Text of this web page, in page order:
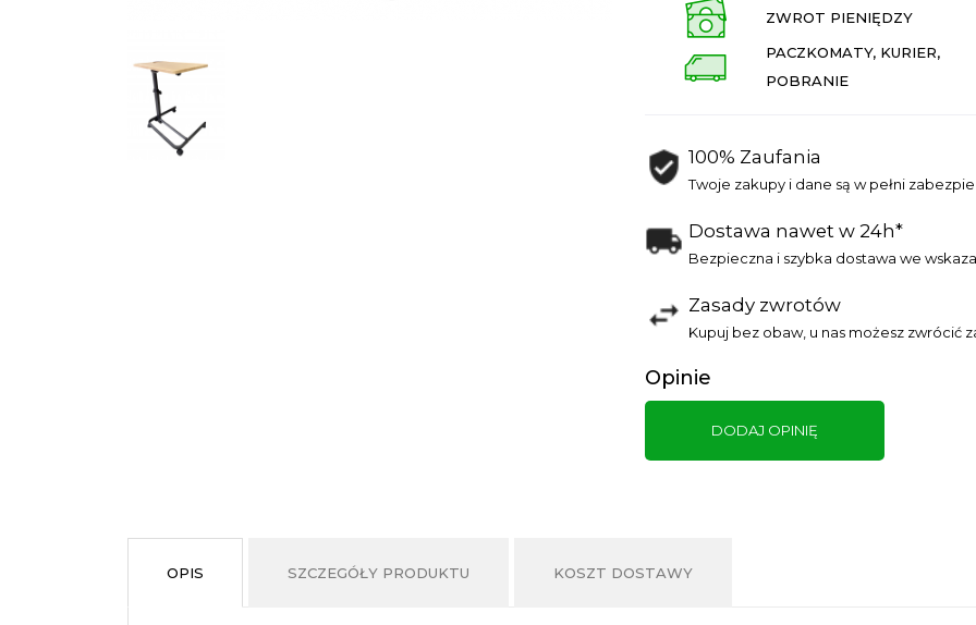
ZWROT PIENIĘDZY
PACZKOMATY, KURIER,
POBRANIE
100% Zaufania
Twoje zakupy i dane są w pełni
Dostawa nawet w 24h*
Bezpieczna i szybka dostawa we
Zasady zwrotów
Kupuj bez obaw, u nas możesz zwrócić
Opinie
DODAJ OPINIĘ
OPIS SZCZEGÓŁY PRODUKTU KOSZT DOSTAWY